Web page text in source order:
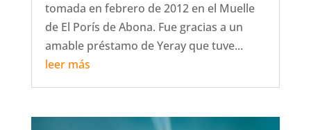
tomada en febrero de 2012 en el Muelle
de El Porís de Abona. Fue gracias a un
amable préstamo de Yeray que tuve...
leer más